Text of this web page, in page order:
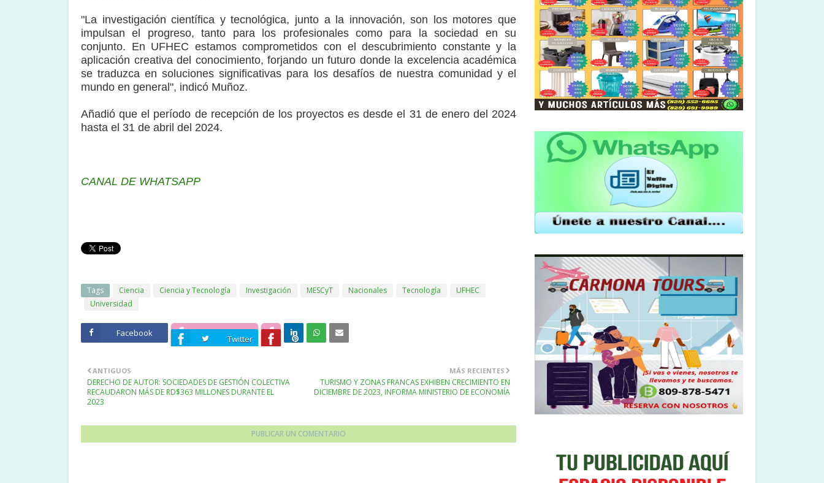
"La investigación científica y tecnológica, junto a la innovación, son los motores que
impulsan el progreso, tanto para los profesionales como para la sociedad en su
conjunto. En UFHEC estamos comprometidos con el descubrimiento constante y la
aplicación creativa del conocimiento, forjando un futuro donde la excelencia académica
se traduzca en soluciones significativas para los desafíos de nuestra comunidad y el
mundo en general", indicó Muñoz.
Añadió que el período de recepción de los proyectos es desde el 31 de enero del 2024
hasta el 31 de abril del 2024.
CANAL DE WHATSAPP
Tags Ciencia Ciencia y Tecnología Investigación MESCyT Nacionales Tecnología
UFHEC
Universidad
Facebook
Twitter
MÁS RECIENTES
TURISMO Y ZONAS FRANCAS EXHIBEN CRECIMIENTO EN
DICIEMBRE DE 2023, INFORMA MINISTERIO DE ECONOMÍA
ANTIGUOS
DERECHO DE AUTOR: SOCIEDADES DE GESTIÓN COLECTIVA
RECAUDARON MÁS DE RD$363 MILLONES DURANTE EL
2023
PUBLICAR UN COMENTARIO